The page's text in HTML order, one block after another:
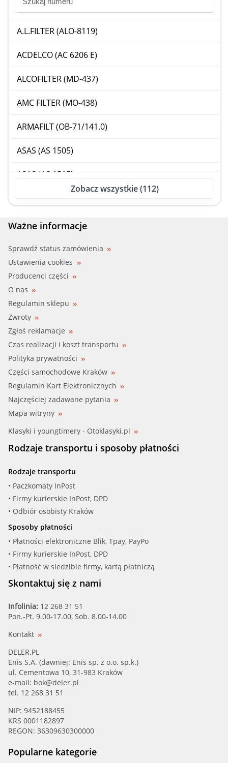
A.L.FILTER (ALO-8119)
ACDELCO (AC 6206 E)
ALCOFILTER (MD-437)
AMC FILTER (MO-438)
ARMAFILT (OB-71/141.0)
ASAS (AS 1505)
ASAS (AS 1515)
ASHIKA (10-ECO023)
BECKARNLEY (041-8179)
BLUEPRINT (ADA 102101)
BLUEPRINT (ADC 42120)
BOSCH (0 986 AF0 236)
BOSCH (1 457 429 192)
BOSCH (F 026 408 704)
BOSCH (F 026 408 888)
BOSCH (P9192)
CHAMPION (XE 525)
CHAMPION (XE 525/606)
CHRYS (68001297AA)
CLEANF (ML 1704)
CLEANF (ML 1705)
COMLINE (EOF087)
COOPE (G 1473)
COOPERSFIA (FA5618 ECO)
COOPERSFIA (FA5620 ECO)
CROSLAND F (2232)
Zobacz wszystkie (112)
Ważne informacje
Sprawdź status zamówienia
Ustawienia cookies
Producenci części
O nas
Regulamin sklepu
Zwroty
Zgłoś reklamacje
Czas realizacji i koszt transportu
Polityka prywatności
Części samochodowe Kraków
Regulamin Kart Elektronicznych
Najczęściej zadawane pytania
Mapa witryny
Klasyki i youngtimery - Otoklasyki.pl
Rodzaje transportu i sposoby płatności
Rodzaje transportu
• Paczkomaty InPost
• Firmy kurierskie InPost, DPD
• Odbiór osobisty Kraków
Sposoby płatności
• Płatności elektroniczne Blik, Tpay, PayPo
• Firmy kurierskie InPost, DPD
• Płatność w siedzibie firmy, kartą płatniczą
Skontaktuj się z nami
Infolinia: 12 268 31 51
Pon.-Pt. 9.00-17.00, Sob. 8.00-14.00
Kontakt
DELER.PL
Enis S.A. (dawniej: Enis sp. z o.o. sp.k.)
ul. Cementowa 10, 31-983 Kraków
e-mail: bok@deler.pl
tel. 12 268 31 51
NIP: 9452188455
KRS 0001182897
REGON: 36309630300000
Popularne kategorie